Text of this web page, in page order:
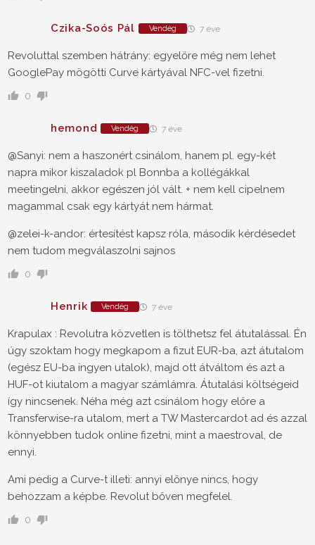
Czika-Soós Pál Vendég 7 éve
Revoluttal szemben hátrány: egyelőre még nem lehet
GooglePay mögötti Curve kártyával NFC-vel fizetni.
0
hemond Vendég 7 éve
@Sanyi: nem a haszonért csinálom, hanem pl. egy-két
napra mikor kiszaladok pl Bonnba a kollégákkal
meetingelni, akkor egészen jól vált. + nem kell cipelnem
magammal csak egy kártyát nem hármat.
@zelei-k-andor: értesítést kapsz róla, második kérdésedet
nem tudom megválaszolni sajnos
0
Henrik Vendég 7 éve
Krapulax : Revolutra közvetlen is tölthetsz fel átutalással. Én
úgy szoktam hogy megkapom a fizut EUR-ba, azt átutalom
(egész EU-ba ingyen utalok), majd ott átváltom és azt a
HUF-ot kiutalom a magyar számlámra. Átutalási költségeid
így nincsenek. Néha még azt csinálom hogy előre a
Transferwise-ra utalom, mert a TW Mastercardot ad és azzal
könnyebben tudok online fizetni, mint a maestroval, de
ennyi.
Ami pedig a Curve-t illeti: annyi előnye nincs, hogy
behozzam a képbe. Revolut bőven megfelel.
0